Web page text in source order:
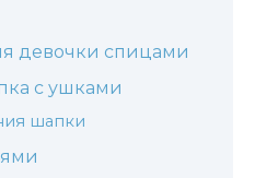
девочки спицами
с ушками
шапки